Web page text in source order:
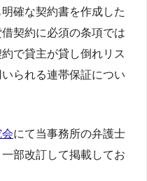
確な契約書を作成した
契約に必須の条項では
で貸主が貸し倒れリス
られる連帯保証につい
にて当事務所の弁護士
部改訂して掲載してお